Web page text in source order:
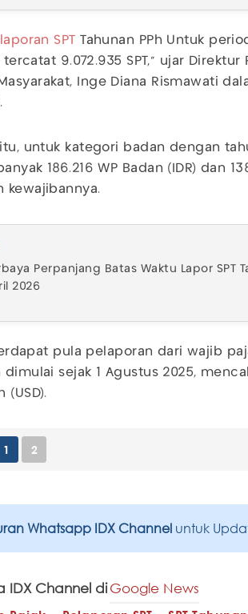
SPT
Tahunan PPh Untuk
tercatat 9.072.935 SPT," ujar
Inge Diana Rismawati
untuk kategori badan dengan
186.216 WP Badan (IDR) dan
kewajibannya.
Perpanjang Batas Waktu Lapor SPT
2026
pula pelaporan dari wajib
sejak 1 Agustus 2025,
(USD).
1 2
Whatsapp IDX Channel untuk
IDX Channel diGoogle News